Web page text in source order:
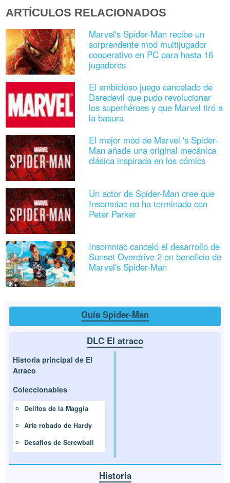
ARTÍCULOS RELACIONADOS
Marvel's Spider-Man recibe un
sorprendente mod multijugador
cooperativo en PC para hasta 16
jugadores
El ambicioso juego cancelado de
Daredevil que pudo revolucionar
los superhéroes y que Marvel tiró a
la basura
El mejor mod de Marvel 's Spider-
Man añade una original mecánica
clásica inspirada en los cómics
Un actor de Spider-Man cree que
Insomniac no ha terminado con
Peter Parker
Insomniac canceló el desarrollo de
Sunset Overdrive 2 en beneficio de
Marvel's Spider-Man
Guía Spider-Man
DLC El atraco
Historia principal de El
Atraco
Coleccionables
Delitos de la Maggia
Arte robado de Hardy
Desafíos de Screwball
Historia